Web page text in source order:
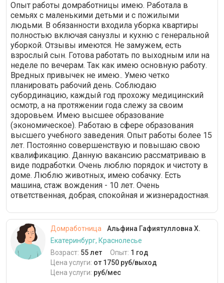
Опыт работы домработницы имею. Работала в
семьях с маленькими детьми и с пожилыми
людьми. В обязанности входила уборка квартиры
полностью включая санузлы и кухню с генеральной
уборкой. Отзывы имеются. Не замужем, есть
взрослый сын. Готова работать по выходным или на
неделе по вечерам. Так как имею основную работу.
Вредных привычек не имею.. Умею четко
планировать рабочий день. Соблюдаю
субординацию, каждый год прохожу медицинский
осмотр, а на протяжении года слежу за своим
здоровьем. Имею высшее образование
(экономическое). Работаю в сфере образования
высшего учебного заведения. Опыт работы более 15
лет. Постоянно совершенствую и повышаю свою
квалификацию. Данную вакансию рассматриваю в
виде подработки. Очень люблю порядок и чистоту в
доме. Люблю животных, имею собачку. Есть
машина, стаж вождения - 10 лет. Очень
ответственная, добрая, спокойная и жизнерадостная.
Домработница
Альфина Гафиятулловна Х.
Екатеринбург, Краснолесье
Возраст: 55 лет Опыт: 1 год
Цена услуги: от 1750 руб/выход
Цена услуги: руб/мес